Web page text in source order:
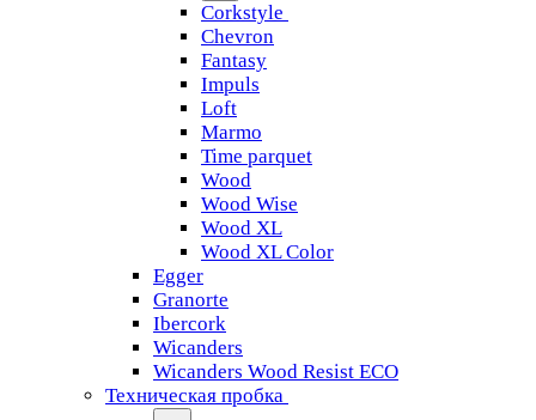
Corkstyle
Chevron
Fantasy
Impuls
Loft
Marmo
Time parquet
Wood
Wood Wise
Wood XL
Wood XL Color
Egger
Granorte
Ibercork
Wicanders
Wicanders Wood Resist ECO
Техническая пробка